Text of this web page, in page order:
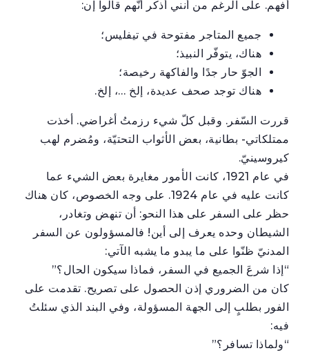
أفهم. على الرغم من أنني أذكر أنّهم قالوا إن:
جميع المتاجر مفتوحة في تيفليس؛
هناك، يتوفّر النبيذ؛
الجوّ حار جدًا والفاكهة رخيصة؛
هناك توجد صحف عديدة، إلخ …، إلخ.
قررت السّفر. وقبل كلّ شيء رزمتُ أغراضي. أخذت
ممتلكاتي- بطانية، بعض الأثواب التحتيّة، ومُضرم لهب
كيروسينيّ.
في عام 1921، كانت الأمور مغايرة بعض الشيء عما
كانت عليه في عام 1924. على وجه الخصوص، كان هناك
حظر على السفر على هذا النحو: أن تنهض وتغادر،
الشيطان وحده يعرف إلى أين! فالمسؤولون عن السفر
المدنيّ ظنّوا على ما يبدو ما يشبه الآتي:
“إذا شرعَ الجميع في السفر، فماذا سيكون الحال؟”
كان من الضروري إذن الحصول على تصريح. تقدمت على
الفور بطلبٍ إلى الجهة المسؤولة، وفي البند الذي سئلتُ
فيه:
“ولماذا تسافر؟”